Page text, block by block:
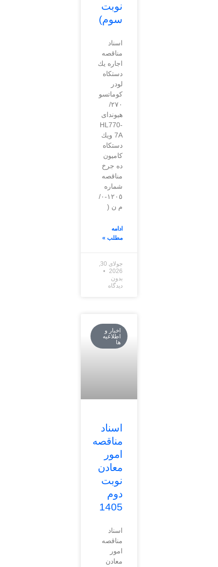
نوبت
سوم)
اسناد
مناقصه
اجاره يك
دستكاه
لودر
كوماتسو
٢٧٠/
هيونداى
HL770-
7A ويك
دستكاه
كاميون
ده جرخ
مناقصه
شماره
١٢٠٥-٠/
م ن (
ادامه
مطلب »
جولای 30,
2026
بدون
دیدگاه
اخبار و
اطلاعیه
ها
اسناد
مناقصه
امور
معادن
نوبت
دوم
1405
اسناد
مناقصه
امور
معادن